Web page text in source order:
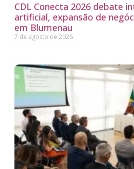
CDL Conecta 2026 debate
artificial, expansão de
em Blumenau
7 de agosto de 2026